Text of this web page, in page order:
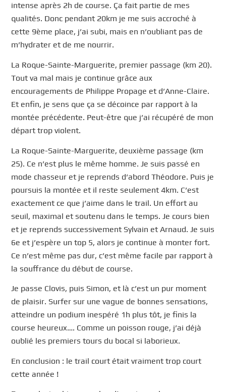
intense après 2h de course. Ça fait partie de mes
qualités. Donc pendant 20km je me suis accroché à
cette 9ème place, j’ai subi, mais en n’oubliant pas de
m’hydrater et de me nourrir.
La Roque-Sainte-Marguerite, premier passage (km 20).
Tout va mal mais je continue grâce aux
encouragements de Philippe Propage et d’Anne-Claire.
Et enfin, je sens que ça se décoince par rapport à la
montée précédente. Peut-être que j’ai récupéré de mon
départ trop violent.
La Roque-Sainte-Marguerite, deuxième passage (km
25). Ce n’est plus le même homme. Je suis passé en
mode chasseur et je reprends d’abord Théodore. Puis je
poursuis la montée et il reste seulement 4km. C’est
exactement ce que j’aime dans le trail. Un effort au
seuil, maximal et soutenu dans le temps. Je cours bien
et je reprends successivement Sylvain et Arnaud. Je suis
6e et j’espère un top 5, alors je continue à monter fort.
Ce n’est même pas dur, c’est même facile par rapport à
la souffrance du début de course.
Je passe Clovis, puis Simon, et là c’est un pur moment
de plaisir. Surfer sur une vague de bonnes sensations,
atteindre un podium inespéré 1h plus tôt, je finis la
course heureux…. Comme un poisson rouge, j’ai déjà
oublié les premiers tours du bocal si laborieux.
En conclusion : le trail court était vraiment trop court
cette année !